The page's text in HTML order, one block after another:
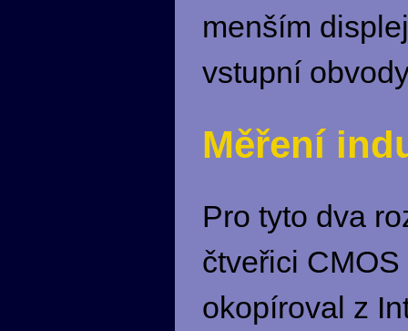
menším
vstupní
Měření
Pro tyto dva
čtveřici
okopíroval z